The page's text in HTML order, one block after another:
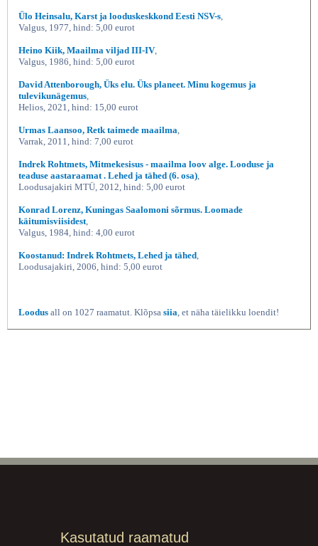
Ülo Heinsalu, Karst ja looduskeskkond Eesti NSV-s
Valgus, 1977, hind: 5,00 eurot
Heino Kiik, Maailma viljad III-IV,
Valgus, 1986, hind: 5,00 eurot
David Attenborough, Üks elu. Üks planeet. Minu kogemus ja
tulevikunägemus
Helios, 2021, hind: 15,00 eurot
Urmas Laansoo, Retk taimede maailma
Varrak, 2011, hind: 7,00 eurot
Indrek Rohtmets, Mitmekesisus - maailma loov alge. Looduse ja
teaduse aastaraamat . Lehed ja tähed (6. osa)
Loodusajakiri MTÜ, 2012, hind: 5,00 eurot
Konrad Lorenz, Kuningas Saalomoni sõrmus. Loomade
käitumisviisidest
Valgus, 1984, hind: 4,00 eurot
Koostanud: Indrek Rohtmets, Lehed ja tähed
Loodusajakiri, 2006, hind: 5,00 eurot
Loodus all on 1027 raamatut. Klõpsa siia , et näha täielikku loendit!
Kasutatud raamatud